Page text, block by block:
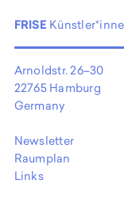
FRISE
Arnoldstr. 26–30
22765 Hamburg
Germany
Newsletter
Raumplan
Links